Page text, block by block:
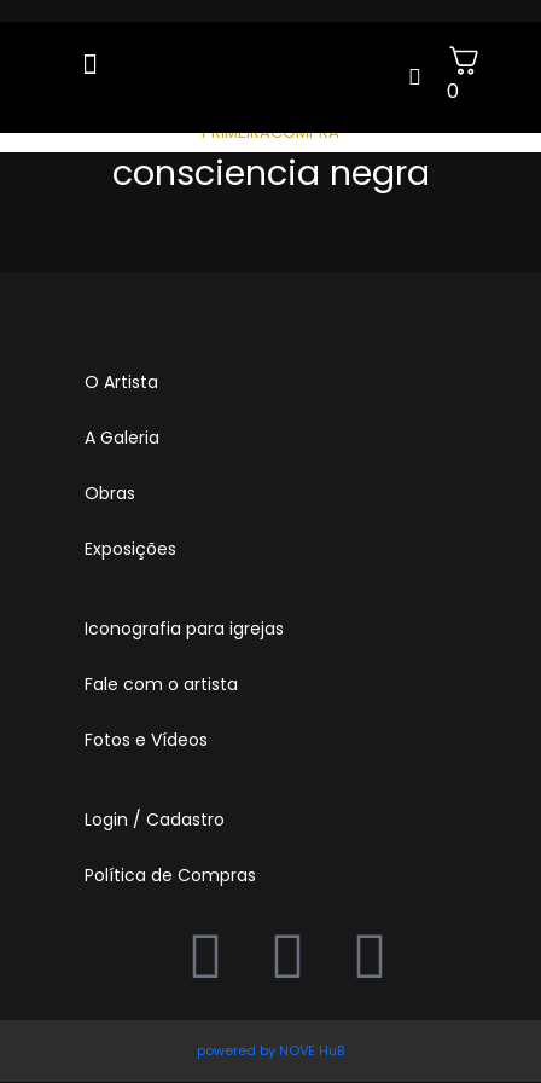
PRIMEIRACOMPRA
0
consciencia negra
O Artista
A Galeria
Obras
Exposições
Iconografia para igrejas
Fale com o artista
Fotos e Vídeos
Login / Cadastro
Política de Compras
powered by NOVE HuB